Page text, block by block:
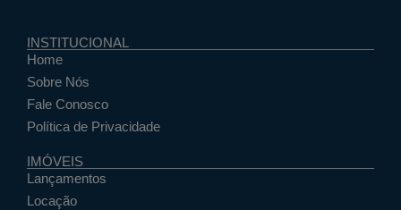
INSTITUCIONAL
Home
Sobre Nós
Fale Conosco
Política de Privacidade
IMÓVEIS
Lançamentos
Locação